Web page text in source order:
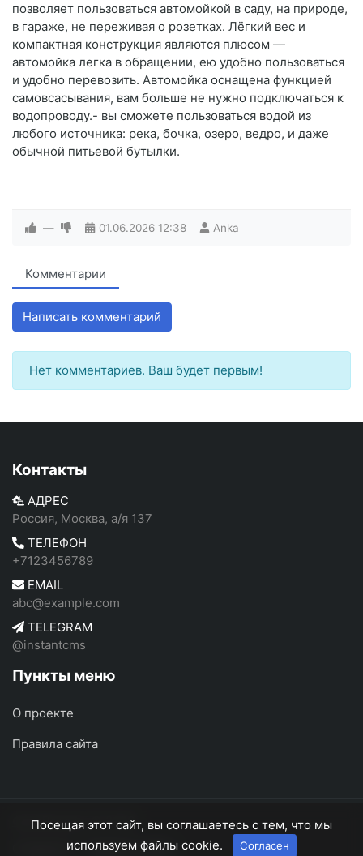
позволяет пользоваться автомойкой в саду, на природе,
в гараже, не переживая о розетках. Лёгкий вес и
компактная конструкция являются плюсом —
автомойка легка в обращении, ею удобно пользоваться
и удобно перевозить. Автомойка оснащена функцией
самовсасывания, вам больше не нужно подключаться к
водопроводу.- вы сможете пользоваться водой из
любого источника: река, бочка, озеро, ведро, и даже
обычной питьевой бутылки.
— 01.06.2026 12:38 Anka
Комментарии
Написать комментарий
Нет комментариев. Ваш будет первым!
Контакты
АДРЕС
Россия, Москва, а/я 137
ТЕЛЕФОН
+7123456789
EMAIL
abc@example.com
TELEGRAM
@instantcms
Пункты меню
О проекте
Правила сайта
ФотоРоссия © 2026
О проекте
Правила сайта
Посещая этот сайт, вы соглашаетесь с тем, что мы
используем файлы cookie.
Согласен